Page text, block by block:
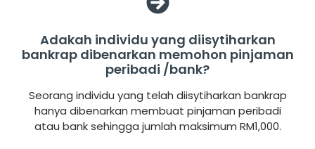
Adakah individu yang diisytiharkan
bankrap dibenarkan memohon pinjaman
peribadi /bank?
Seorang individu yang telah diisytiharkan bankrap
hanya dibenarkan membuat pinjaman peribadi
atau bank sehingga jumlah maksimum RM1,000.